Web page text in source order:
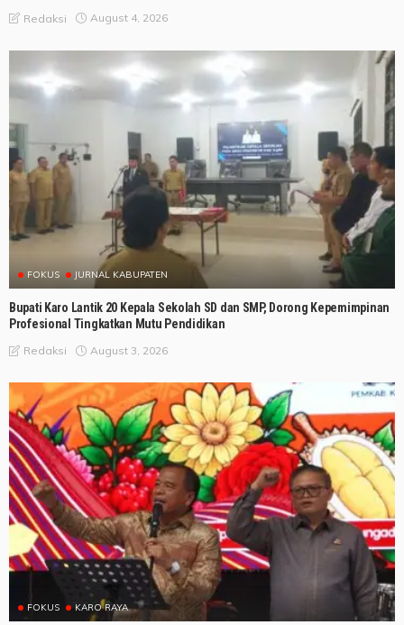
Redaksi August 4, 2026
FOKUS JURNAL KABUPATEN
Bupati Karo Lantik 20 Kepala Sekolah SD dan SMP, Dorong Kepemimpinan
Profesional Tingkatkan Mutu Pendidikan
Redaksi August 3, 2026
FOKUS KARO RAYA